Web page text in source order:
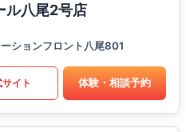
ル八尾2号店
ションフロント八尾801
イト 体験・相談予約